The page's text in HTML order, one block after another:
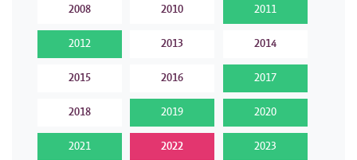
2008 2010 2011
2012 2013 2014
2015 2016 2017
2018 2019 2020
2021 2022 2023